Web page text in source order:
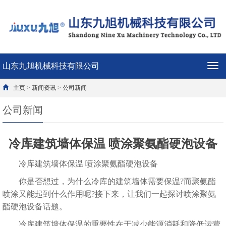
导
山东九旭机械科技有限公司
主页 > 新闻资讯 > 公司新闻
公司新闻
冷库建筑墙体保温 喷涂聚氨酯硬泡设备
冷库建筑墙体保温 喷涂聚氨酯硬泡设备
你是否想过，为什么冷库的建筑墙体需要保温?而聚氨酯
喷涂又能起到什么作用呢?接下来，让我们一起探讨喷涂聚氨
酯硬泡设备话题。